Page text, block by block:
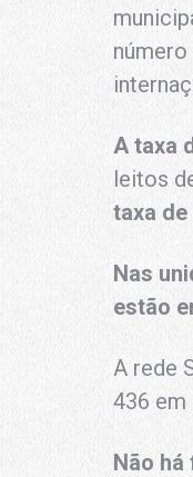
A taxa
leitos
taxa
Nas
estão
A rede
436 em
Não